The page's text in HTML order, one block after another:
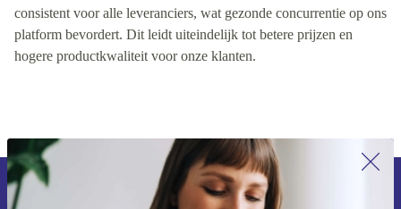
consistent voor alle leveranciers, wat gezonde concurrentie op ons
platform bevordert. Dit leidt uiteindelijk tot betere prijzen en
hogere productkwaliteit voor onze klanten.
Meld je aan voor onze nieuwsbrief en